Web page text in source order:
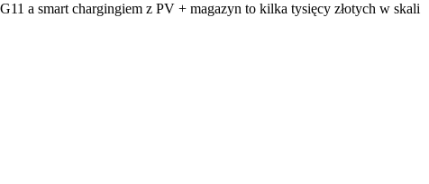
a smart chargingiem z PV + magazyn to kilka tysięcy złotych w skali